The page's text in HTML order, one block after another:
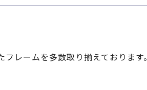
レームを多数取り揃えております。